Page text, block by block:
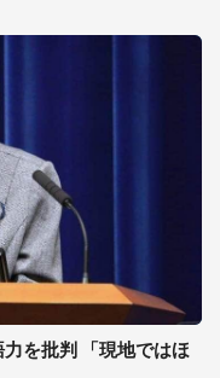
を批判 「現地ではほ